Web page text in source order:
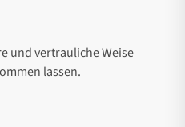
und vertrauliche Weise
lassen.